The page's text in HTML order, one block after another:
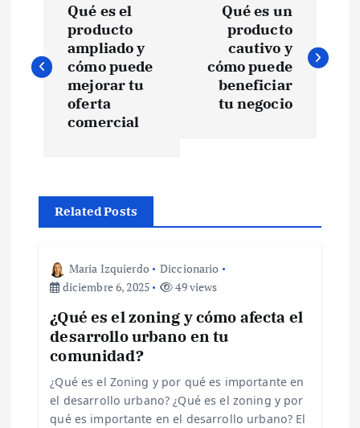
v
a
c
Qué es el
producto
ampliado y
cómo puede
mejorar tu
oferta
comercial
Qué es un
producto
cautivo y
cómo puede
beneficiar
tu negocio
Related Posts
Maria Izquierdo
Diccionario
diciembre 6, 2025
49 views
¿Qué es el zoning y cómo afecta el
desarrollo urbano en tu
comunidad?
¿Qué es el Zoning y por qué es importante en
el desarrollo urbano? ¿Qué es el zoning y por
qué es importante en el desarrollo urbano? El